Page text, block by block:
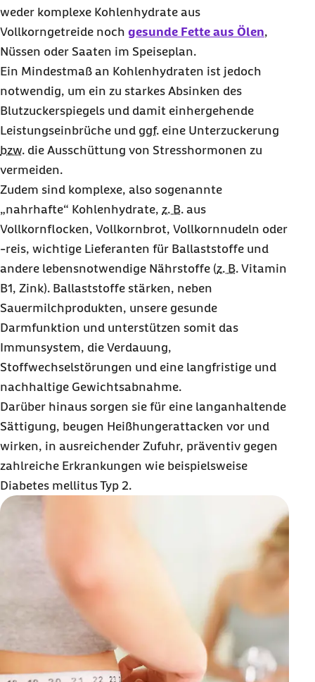
weder komplexe Kohlenhydrate aus
Vollkorngetreide noch gesunde Fette aus Ölen,
Nüssen oder Saaten im Speiseplan.
Ein Mindestmaß an Kohlenhydraten ist jedoch
notwendig, um ein zu starkes Absinken des
Blutzuckerspiegels und damit einhergehende
Leistungseinbrüche und ggf. eine Unterzuckerung
bzw. die Ausschüttung von Stresshormonen zu
vermeiden.
Zudem sind komplexe, also sogenannte
„nahrhafte“ Kohlenhydrate, z. B. aus
Vollkornflocken, Vollkornbrot, Vollkornnudeln oder
-reis, wichtige Lieferanten für Ballaststoffe und
andere lebensnotwendige Nährstoffe (z. B. Vitamin
B1, Zink). Ballaststoffe stärken, neben
Sauermilchprodukten, unsere gesunde
Darmfunktion und unterstützen somit das
Immunsystem, die Verdauung,
Stoffwechselstörungen und eine langfristige und
nachhaltige Gewichtsabnahme.
Darüber hinaus sorgen sie für eine langanhaltende
Sättigung, beugen Heißhungerattacken vor und
wirken, in ausreichender Zufuhr, präventiv gegen
zahlreiche Erkrankungen wie beispielsweise
Diabetes mellitus Typ 2.